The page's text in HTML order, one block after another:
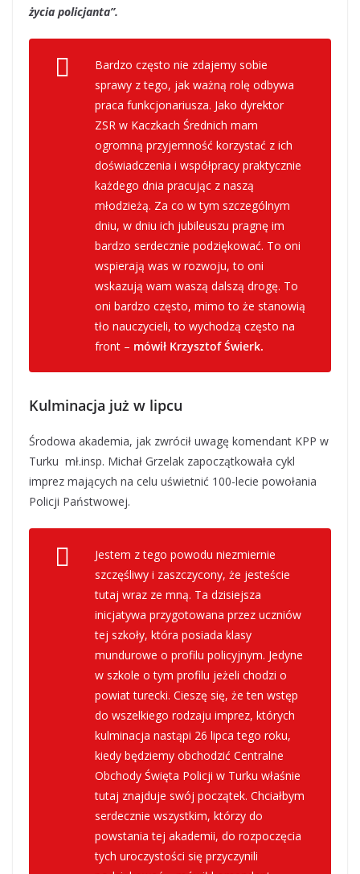
życia policjanta”.
Bardzo często nie zdajemy sobie
sprawy z tego, jak ważną rolę odbywa
praca funkcjonariusza. Jako dyrektor
ZSR w Kaczkach Średnich mam
ogromną przyjemność korzystać z ich
doświadczenia i współpracy praktycznie
każdego dnia pracując z naszą
młodzieżą. Za co w tym szczególnym
dniu, w dniu ich jubileuszu pragnę im
bardzo serdecznie podziękować. To oni
wspierają was w rozwoju, to oni
wskazują wam waszą dalszą drogę. To
oni bardzo często, mimo to że stanowią
tło nauczycieli, to wychodzą często na
front – mówił Krzysztof Świerk.
Kulminacja już w lipcu
Środowa akademia, jak zwrócił uwagę komendant KPP w
Turku mł.insp. Michał Grzelak zapoczątkowała cykl
imprez mających na celu uświetnić 100-lecie powołania
Policji Państwowej.
Jestem z tego powodu niezmiernie
szczęśliwy i zaszczycony, że jesteście
tutaj wraz ze mną. Ta dzisiejsza
inicjatywa przygotowana przez uczniów
tej szkoły, która posiada klasy
mundurowe o profilu policyjnym. Jedyne
w szkole o tym profilu jeżeli chodzi o
powiat turecki. Cieszę się, że ten wstęp
do wszelkiego rodzaju imprez, których
kulminacja nastąpi 26 lipca tego roku,
kiedy będziemy obchodzić Centralne
Obchody Święta Policji w Turku właśnie
tutaj znajduje swój początek. Chciałbym
serdecznie wszystkim, którzy do
powstania tej akademii, do rozpoczęcia
tych uroczystości się przyczynili